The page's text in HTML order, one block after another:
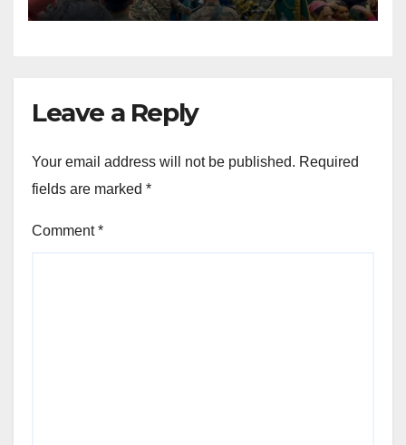
Leave a Reply
Your email address will not be published. Required
fields are marked *
Comment*